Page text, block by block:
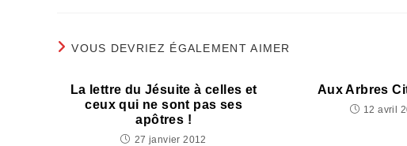
VOUS DEVRIEZ ÉGALEMENT AIMER
La lettre du Jésuite à celles et
ceux qui ne sont pas ses
apôtres !
27 janvier 2012
Aux Arbres
12 avril